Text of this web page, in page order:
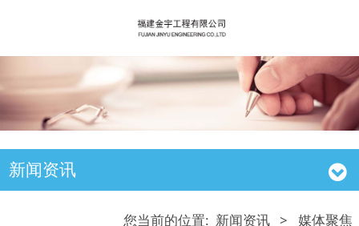
新闻资讯
您当前的位置: 新闻资讯 > 媒体聚焦